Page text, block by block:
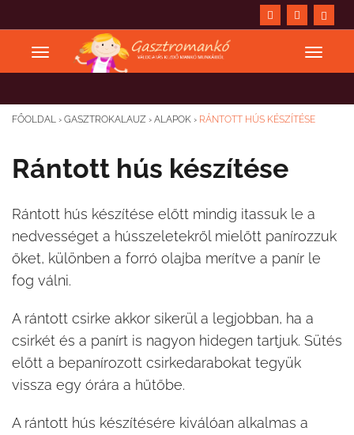
FŐOLDAL › GASZTROKALAUZ › ALAPOK › RÁNTOTT HÚS KÉSZÍTÉSE
Rántott hús készítése
Rántott hús készítése előtt mindig itassuk le a
nedvességet a hússzeletekről mielőtt panírozzuk
őket, különben a forró olajba merítve a panír le
fog válni.
A rántott csirke akkor sikerül a legjobban, ha a
csirkét és a panírt is nagyon hidegen tartjuk. Sütés
előtt a bepanírozott csirkedarabokat tegyük
vissza egy órára a hűtőbe.
A rántott hús készítésére kiválóan alkalmas a